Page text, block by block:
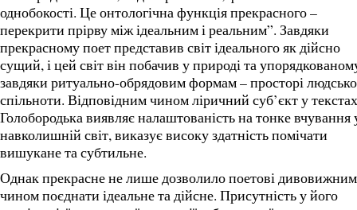
однобокості. Це онтологічна функція прекрасного –
перекрити прірву між ідеальним і реальним”. Завдяки
прекрасному поет представив світ ідеального як дійсно
сущий, і цей світ він побачив у природі та
завдяки ритуально-обрядовим формам – просторі
спільноти. Відповідним чином ліричний суб’єкт у текстах
Голобородька виявляє налаштованість на тонке вчування
навколишній світ, виказує високу здатність помічати
вишукане та субтильне.
Однак прекрасне не лише дозволило поетові дивовижним
чином поєднати ідеальне та дійсне. Присутність у його